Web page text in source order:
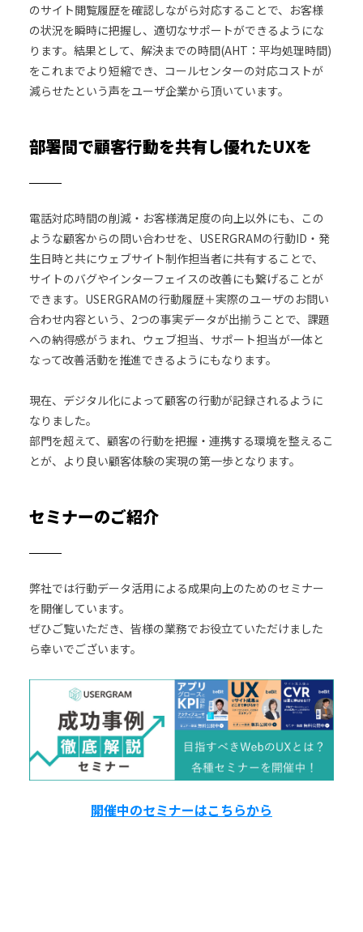
のサイト閲覧履歴を確認しながら対応することで、お客様
の状況を瞬時に把握し、適切なサポートができるようにな
ります。結果として、解決までの時間(AHT：平均処理時間)
をこれまでより短縮でき、コールセンターの対応コストが
減らせたという声をユーザ企業から頂いています。
部署間で顧客行動を共有し優れたUXを
電話対応時間の削減・お客様満足度の向上以外にも、この
ような顧客からの問い合わせを、USERGRAMの行動ID・発
生日時と共にウェブサイト制作担当者に共有することで、
サイトのバグやインターフェイスの改善にも繋げることが
できます。USERGRAMの行動履歴＋実際のユーザのお問い
合わせ内容という、2つの事実データが出揃うことで、課題
への納得感がうまれ、ウェブ担当、サポート担当が一体と
なって改善活動を推進できるようにもなります。
現在、デジタル化によって顧客の行動が記録されるように
なりました。
部門を超えて、顧客の行動を把握・連携する環境を整えるこ
とが、より良い顧客体験の実現の第一歩となります。
セミナーのご紹介
弊社では行動データ活用による成果向上のためのセミナー
を開催しています。
ぜひご覧いただき、皆様の業務でお役立ていただけました
ら幸いでございます。
開催中のセミナーはこちらから